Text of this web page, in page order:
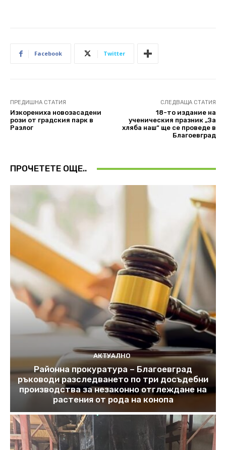
Facebook Twitter
ПРЕДИШНА СТАТИЯ
Изкорениха новозасадени
рози от градския парк в
Разлог
СЛЕДВАЩА СТАТИЯ
18-то издание на
ученическия празник „За
хляба наш“ ще се проведе в
Благоевград
ПРОЧЕТЕТЕ ОЩЕ..
АКТУАЛНО
Районна прокуратура – Благоевград
ръководи разследването по три досъдебни
производства за незаконно отглеждане на
растения от рода на конопа